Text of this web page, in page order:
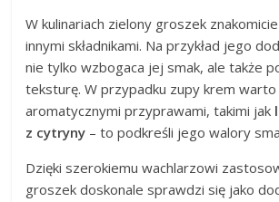
W kulinariach zielony groszek znakomicie
innymi składnikami. Na przykład jego
nie tylko wzbogaca jej smak, ale także
teksturę. W przypadku zupy krem warto
aromatycznymi przyprawami, takimi jak
z cytryny – to podkreśli jego walory
Dzięki szerokiemu wachlarzowi
groszek doskonale sprawdzi się jako